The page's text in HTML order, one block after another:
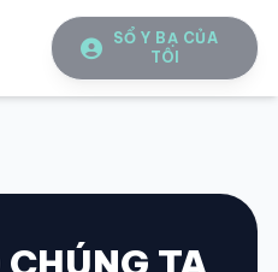
SỔ Y BẠ CỦA
TÔI